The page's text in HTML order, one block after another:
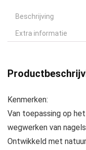
Beschrijving
Extra informatie
Kenmerken:
Van toepassing op
wegwerken van
Ontwikkeld met